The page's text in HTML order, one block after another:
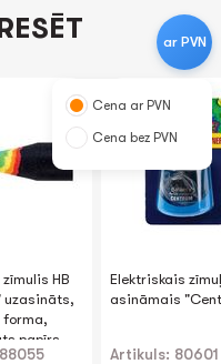
HB
uzasināts,
forma,
papīrs
Elektriskais
asināmais
Artikuls: 80601
ar PVN
Cena ar PVN
Cena bez PVN